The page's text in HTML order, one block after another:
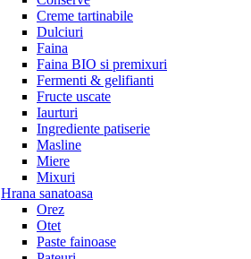
Creme tartinabile
Dulciuri
Faina
Faina BIO si premixuri
Fermenti & gelifianti
Fructe uscate
Iaurturi
Ingrediente patiserie
Masline
Miere
Mixuri
Hrana sanatoasa
Orez
Otet
Paste fainoase